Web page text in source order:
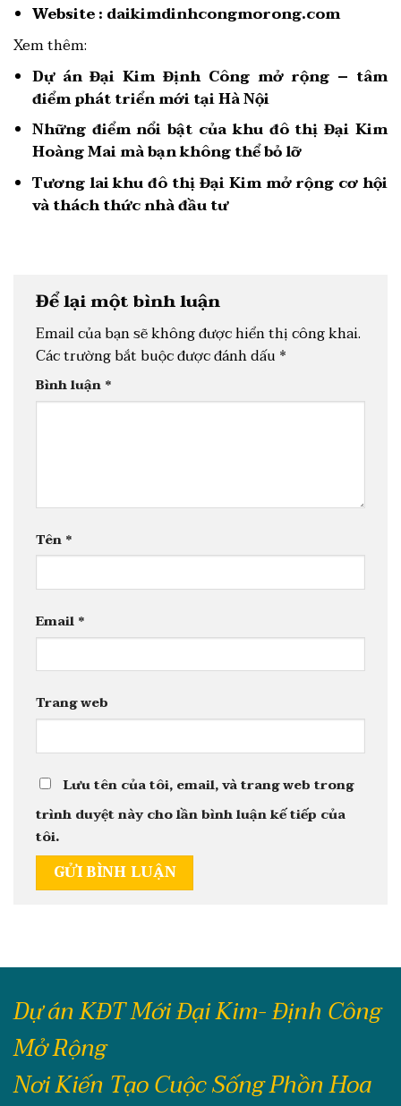
Website : daikimdinhcongmorong.com
Xem thêm:
Dự án Đại Kim Định Công mở rộng – tâm
điểm phát triển mới tại Hà Nội
Những điểm nổi bật của khu đô thị Đại Kim
Hoàng Mai mà bạn không thể bỏ lỡ
Tương lai khu đô thị Đại Kim mở rộng cơ hội
và thách thức nhà đầu tư
Để lại một bình luận
Email của bạn sẽ không được hiển thị công khai.
Các trường bắt buộc được đánh dấu *
Bình luận *
Tên *
Email *
Trang web
Lưu tên của tôi, email, và trang web trong
trình duyệt này cho lần bình luận kế tiếp của
tôi.
Dự án KĐT Mới Đại Kim- Định Công
Mở Rộng
Nơi Kiến Tạo Cuộc Sống Phồn Hoa